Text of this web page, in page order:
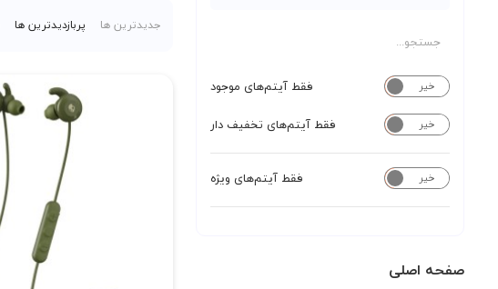
خیر فقط آیتم‌های موجود
خیر فقط آیتم‌های تخفیف دار
خیر فقط آیتم‌های ویژه
صفحه اصلی
جدیدترین ها پربازدیدترین ها